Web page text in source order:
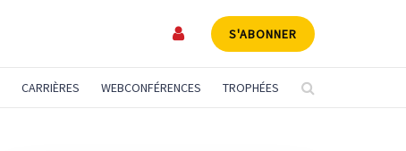
S'ABONNER
CARRIÈRES WEBCONFÉRENCES TROPHÉES